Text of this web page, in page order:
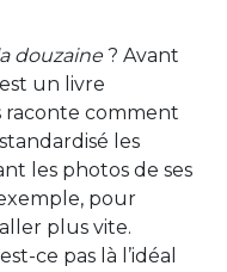
douzaine? Avant
un livre
raconte comment
les
les photos de ses
pour
plus vite.
ce pas là l’idéal